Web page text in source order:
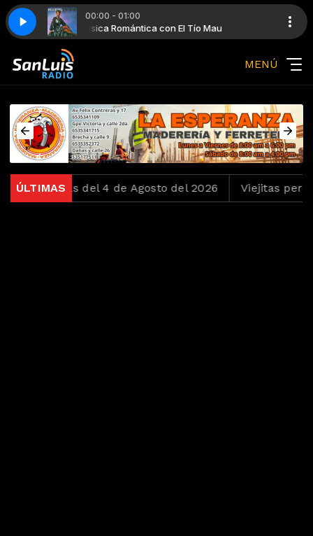
00:00 - 01:00
Mau Música Romántica con El Tío Mau
Dionne Warwick - Heartbreaker
MENÚ
ÚLTIMASdel 4 de Agosto del 2026 Viejitas pero